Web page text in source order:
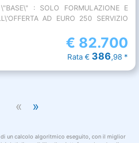
: SOLO FORMULAZIONE E
AD EURO 250 SERVIZIO
€ 82.700
Rata € 386,98 *
« »
un calcolo algoritmico eseguito, con il miglior